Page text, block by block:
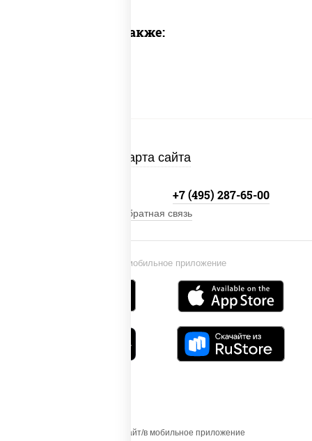
Предлагаем также:
Карта сайта
Установи мобильное приложение
+7 (495) 287-65-00
Обратная связь
Осуществляя вход на этот Сайт/в мобильное приложение